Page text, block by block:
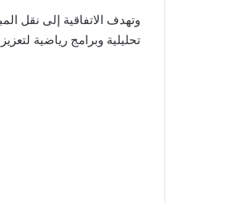
وتهدف الاتفاقية إلى نقل
تحليلية وبرامج رياضية